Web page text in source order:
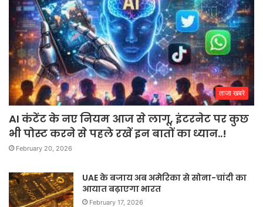
ताजा खबरे
AI कंटेंट के नए नियम आज से लागू, इंटरनेट पर कुछ
भी पोस्ट करने से पहले रखें इन बातों का ध्यान..!
February 20, 2026
UAE के बजाय अब अमेरिका से सोना-चांदी का
आयात बढ़ाएगा भारत
February 17, 2026